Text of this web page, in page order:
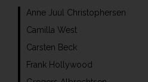
Anne Juul Christophersen
Camilla West
Carsten Beck
Frank Hollywood